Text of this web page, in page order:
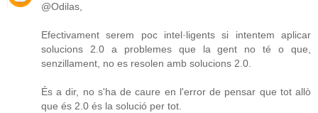
@Odilas,
Efectivament serem poc intel·ligents si intentem aplicar
solucions 2.0 a problemes que la gent no té o que,
senzillament, no es resolen amb solucions 2.0.
És a dir, no s'ha de caure en l'error de pensar que tot allò
que és 2.0 és la solució per tot.